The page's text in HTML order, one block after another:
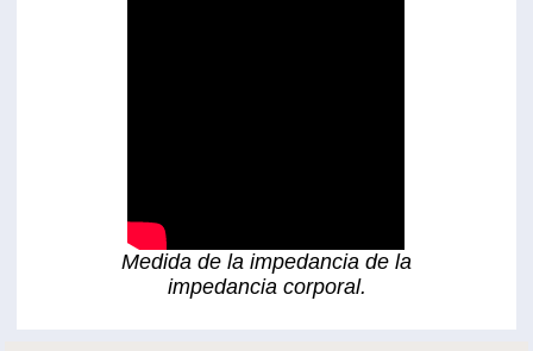
Medida de la impedancia de la
impedancia corporal.